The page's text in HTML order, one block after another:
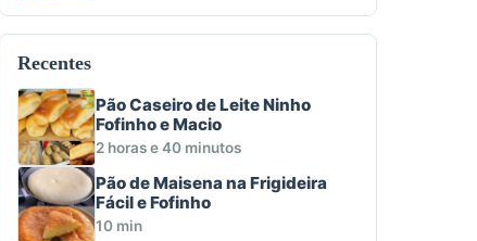
Recentes
Pão Caseiro de Leite Ninho
Fofinho e Macio
2 horas e 40 minutos
Pão de Maisena na Frigideira
Fácil e Fofinho
10 min